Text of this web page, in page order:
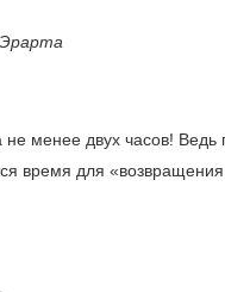
менее двух часов! Ведь
время для